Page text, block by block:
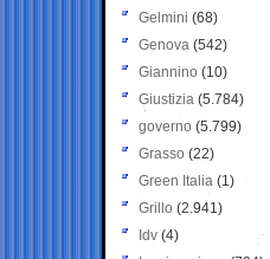
Gelmini (68)
Genova (542)
Giannino (10)
Giustizia (5.784)
governo (5.799)
Grasso (22)
Green Italia (1)
Grillo (2.941)
Idv (4)